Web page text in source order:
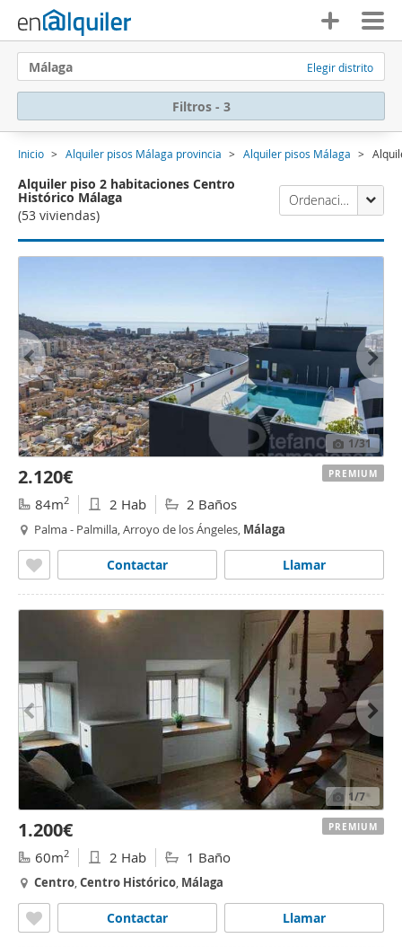
Málaga Elegir distrito
Filtros - 3
Inicio Alquiler pisos Málaga provincia Alquiler pisos Málaga
Alquiler piso 2 habitaciones Centro
Histórico Málaga
(53 viviendas)
Ordenación Enalquiler
1/31
2.120€
84m2 2 Hab 2 Baños
Palma - Palmilla, Arroyo de los Ángeles, Málaga
Llamar
Contactar
PREMIUM
1/7
1.200€
60m2 2 Hab 1 Baño
Centro,Centro Histórico, Málaga
Llamar
Contactar
PREMIUM